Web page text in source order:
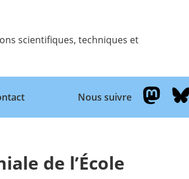
scientifiques, techniques et
Nous suivre
de l’École